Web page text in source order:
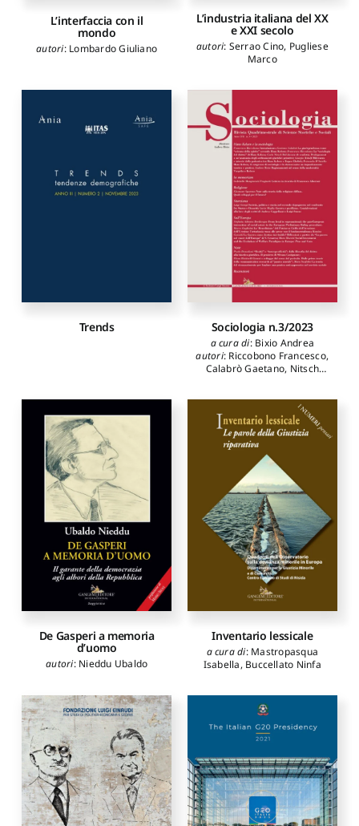
L’interfaccia con il
mondo
autori: Lombardo Giuliano
L’industria italiana del XX
e XXI secolo
autori: Serrao Cino, Pugliese
Marco
Trends Sociologia n.3/2023
a cura di: Bixio Andrea
autori: Riccobono Francesco,
Calabrò Gaetano, Nitsch
Mangiarotti
Frugiuele Gabriella,Sparano
Eleonora,Giorgi Luigi
Bevilacqua Stefania
Guglielmi Marco
Gurashi Romina,Maretti
Mara,Donadoni Paolo
Bettinelli Elena,Sanfelici
Mara,Corsale Massimo ,
Merico Maurizio
De Gasperi a memoria
d’uomo
autori: Nieddu Ubaldo
Inventario lessicale
a cura di: Mastropasqua
Isabella, Buccellato Ninfa